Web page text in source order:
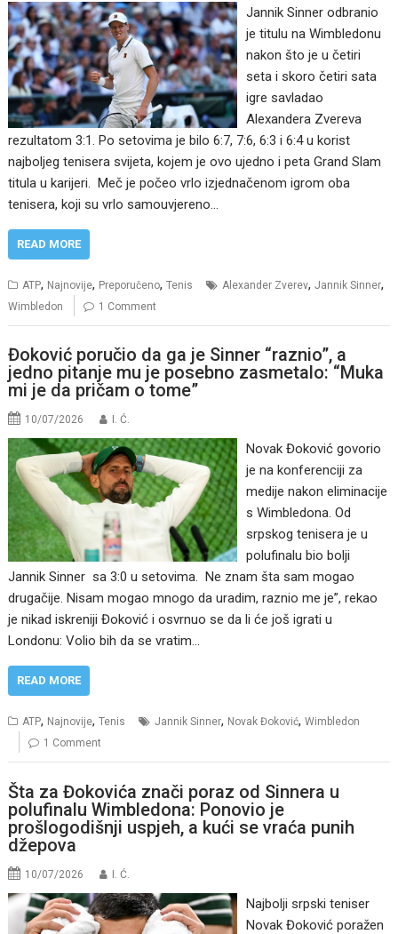
Jannik Sinner odbranio
je titulu na Wimbledonu
nakon što je u četiri
seta i skoro četiri sata
igre savladao
Alexandera Zvereva
rezultatom 3:1. Po setovima je bilo 6:7, 7:6, 6:3 i 6:4 u korist
najboljeg tenisera svijeta, kojem je ovo ujedno i peta Grand Slam
titula u karijeri. Meč je počeo vrlo izjednačenom igrom oba
tenisera, koji su vrlo samouvjereno…
READ MORE
ATP, Najnovije, Preporučeno,Tenis Alexander Zverev,Jannik Sinner,
Wimbledon 1 Comment
Đoković poručio da ga je Sinner “raznio”, a
jedno pitanje mu je posebno zasmetalo: “Muka
mi je da pričam o tome”
10/07/2026 I. Ć.
Novak Đoković govorio
je na konferenciji za
medije nakon eliminacije
s Wimbledona. Od
srpskog tenisera je u
polufinalu bio bolji
Jannik Sinner sa 3:0 u setovima. Ne znam šta sam mogao
drugačije. Nisam mogao mnogo da uradim, raznio me je”, rekao
je nikad iskreniji Đoković i osvrnuo se da li će još igrati u
Londonu: Volio bih da se vratim…
READ MORE
ATP, Najnovije,Tenis Jannik Sinner, Novak Đoković,Wimbledon
1 Comment
Šta za Đokovića znači poraz od Sinnera u
polufinalu Wimbledona: Ponovio je
prošlogodišnji uspjeh, a kući se vraća punih
džepova
10/07/2026 I. Ć.
Najbolji srpski teniser
Novak Đoković poražen